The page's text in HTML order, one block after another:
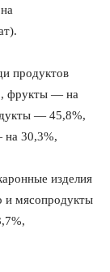
продуктов
фрукты — на
— 45,8%,
на 30,3%,
изделия
мясопродукты